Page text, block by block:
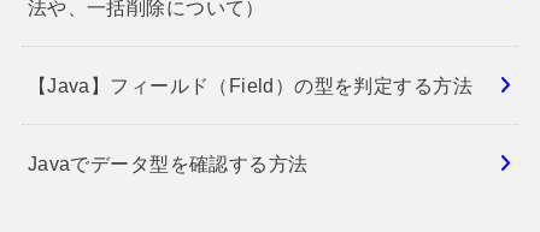
法や、一括削除について）
【Java】フィールド（Field）の型を判定する方法
Javaでデータ型を確認する方法